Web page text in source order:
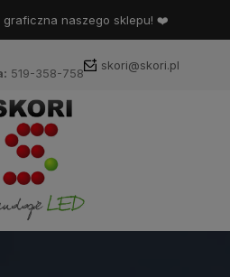
graficzna naszego sklepu! ❤️
519-358-758
skori@skori.pl